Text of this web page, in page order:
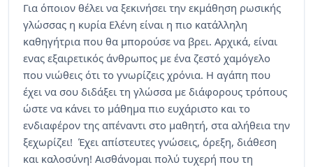
Για όποιον θέλει να ξεκινήσει την εκμάθηση ρωσικής
γλώσσας η κυρία Ελένη είναι η πιο κατάλληλη
καθηγήτρια που θα μπορούσε να βρει. Αρχικά, είναι
ενας εξαιρετικός άνθρωπος με ένα ζεστό χαμόγελο
που νιώθεις ότι το γνωρίζεις χρόνια. Η αγάπη που
έχει να σου διδάξει τη γλώσσα με διάφορους τρόπους
ώστε να κάνει το μάθημα πιο ευχάριστο και το
ενδιαφέρον της απέναντι στο μαθητή, στα αλήθεια την
ξεχωρίζει! Έχει απίστευτες γνώσεις, όρεξη, διάθεση
και καλοσύνη! Αισθάνομαι πολύ τυχερή που τη